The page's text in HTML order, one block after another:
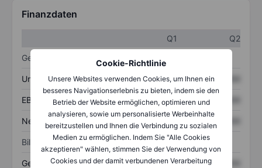
Cookie-Richtlinie
Unsere Websites verwenden Cookies, um Ihnen ein
besseres Navigationserlebnis zu bieten, indem sie den
Betrieb der Website ermöglichen, optimieren und
analysieren, sowie um personalisierte Werbeinhalte
bereitzustellen und Ihnen die Verbindung zu sozialen
Medien zu ermöglichen. Indem Sie "Alle Cookies
akzeptieren" wählen, stimmen Sie der Verwendung von
Cookies und der damit verbundenen Verarbeitung
Finanzdaten
Q1
Q2
Gewinn- und Verlustrechnung
Umsatz XXXXXXX XXXXXXX
EBITDA XXXXXXX XXXXXXX
Nettoeinkommen XXXXXXX XXXXXXX
Bilanz
Gesamtvermögen XXXXXXX XXXXXXX